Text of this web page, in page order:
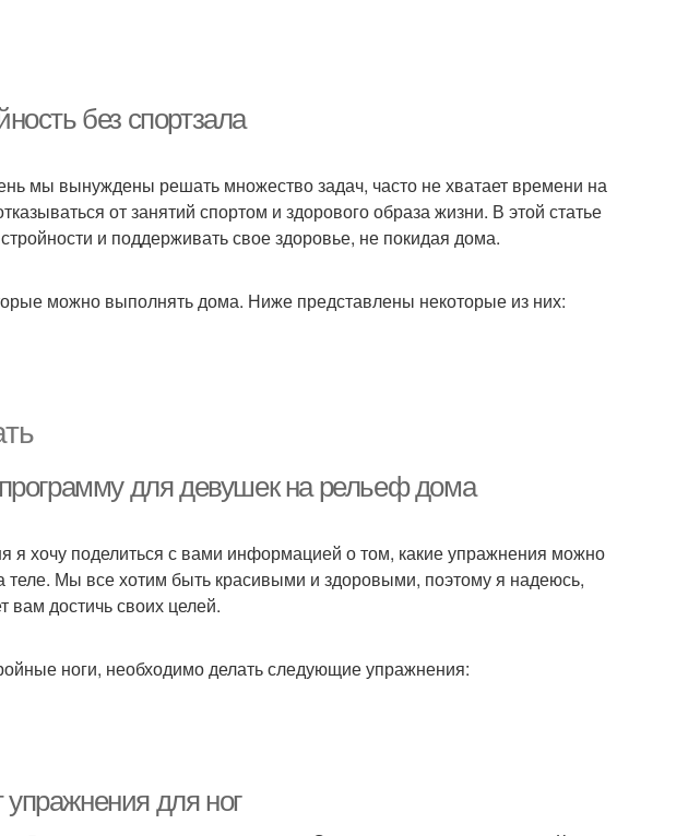
без спортзала
мы вынуждены решать множество задач, часто не хватает времени на
от занятий спортом и здорового образа жизни. В этой статье
и поддерживать свое здоровье, не покидая дома.
можно выполнять дома. Ниже представлены некоторые из них:
для девушек на рельеф дома
я хочу поделиться с вами информацией о том, какие упражнения можно
теле. Мы все хотим быть красивыми и здоровыми, поэтому я надеюсь,
вам достичь своих целей.
ноги, необходимо делать следующие упражнения:
для ног